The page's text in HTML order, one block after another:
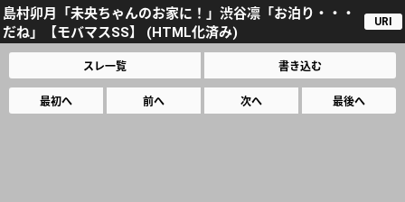
島村卯月「未央ちゃんのお家に！」渋谷凛「お泊り・・・
だね」【モバマスSS】 (HTML化済み)
URI
スレ一覧 書き込む
最初へ 前へ 次へ 最後へ